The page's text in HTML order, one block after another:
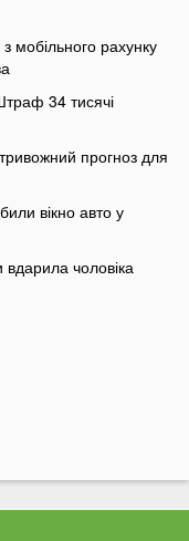
мобільного рахунку
34 тисячі
прогноз для
вікно авто у
вдарила чоловіка
виштовхали
спеку